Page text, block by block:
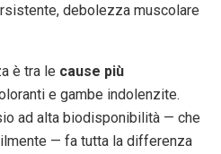
debolezza muscolare
è tra le cause più
e gambe indolenzite.
ad alta biodisponibilità — che
— fa tutta la differenza